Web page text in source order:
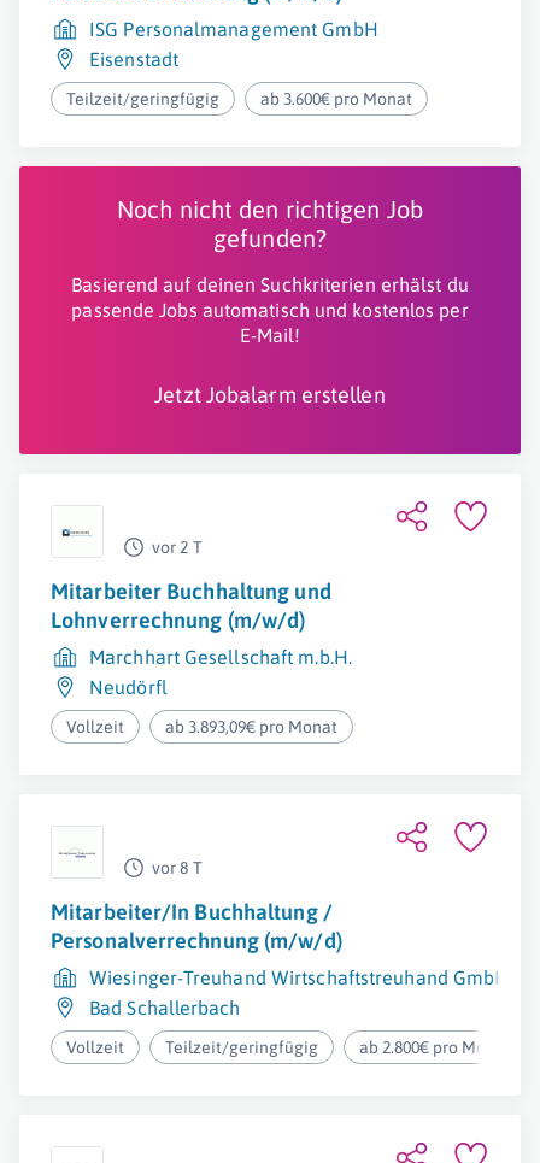
ISG Personalmanagement GmbH
Eisenstadt
Teilzeit/geringfügig ab 3.600€ pro Monat
Noch nicht den richtigen Job
gefunden?
Basierend auf deinen Suchkriterien erhälst du
passende Jobs automatisch und kostenlos per
E-Mail!
Jetzt Jobalarm erstellen
vor 2 T
Mitarbeiter Buchhaltung und
Lohnverrechnung (m/w/d)
Marchhart Gesellschaft m.b.H.
Neudörfl
Vollzeit ab 3.893,09€ pro Monat
vor 8 T
Mitarbeiter/In Buchhaltung /
Personalverrechnung (m/w/d)
Wiesinger-Treuhand Wirtschaftstreuhand GmbH
Bad Schallerbach
Vollzeit Teilzeit/geringfügig ab 2.800€ pro Monat